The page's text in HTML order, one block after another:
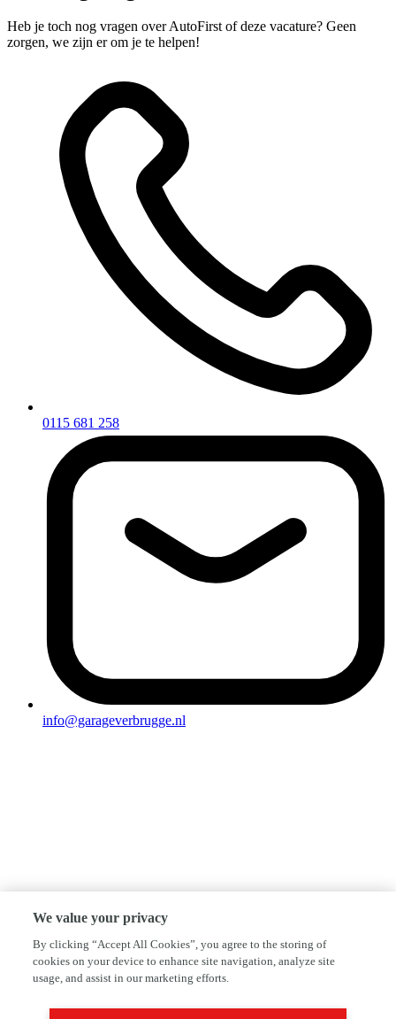
Heb je toch nog vragen over AutoFirst of deze vacature? Geen
zorgen, we zijn er om je te helpen!
0115 681 258
info@garageverbrugge.nl
Schroef jij je carrière op bij AutoFirst
We value your privacy
By clicking “Accept All Cookies”, you agree to the storing of
cookies on your device to enhance site navigation, analyze site
usage, and assist in our marketing efforts.